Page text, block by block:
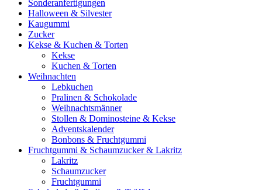
Sonderanfertigungen
Halloween & Silvester
Kaugummi
Zucker
Kekse & Kuchen & Torten
Kekse
Kuchen & Torten
Weihnachten
Lebkuchen
Pralinen & Schokolade
Weihnachtsmänner
Stollen & Dominosteine & Kekse
Adventskalender
Bonbons & Fruchtgummi
Fruchtgummi & Schaumzucker & Lakritz
Lakritz
Schaumzucker
Fruchtgummi